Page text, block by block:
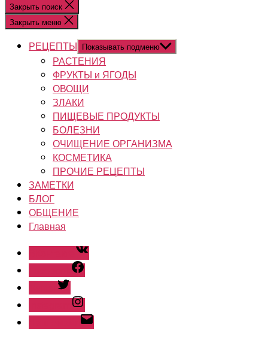
Закрыть поиск
Закрыть меню
РЕЦЕПТЫ Показывать подменю
РАСТЕНИЯ
ФРУКТЫ и ЯГОДЫ
ОВОЩИ
ЗЛАКИ
ПИЩЕВЫЕ ПРОДУКТЫ
БОЛЕЗНИ
ОЧИЩЕНИЕ ОРГАНИЗМА
КОСМЕТИКА
ПРОЧИЕ РЕЦЕПТЫ
ЗАМЕТКИ
БЛОГ
ОБЩЕНИЕ
Главная